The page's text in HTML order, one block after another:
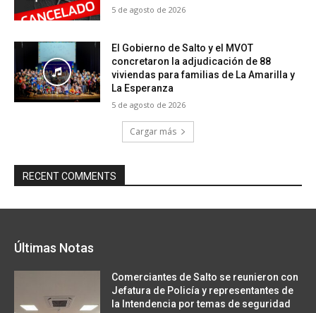
5 de agosto de 2026
El Gobierno de Salto y el MVOT
concretaron la adjudicación de 88
viviendas para familias de La Amarilla y
La Esperanza
5 de agosto de 2026
Cargar más
RECENT COMMENTS
Últimas Notas
Comerciantes de Salto se reunieron con
Jefatura de Policía y representantes de
la Intendencia por temas de seguridad